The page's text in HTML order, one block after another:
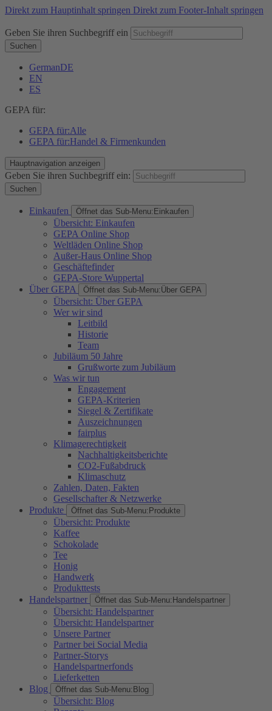
Direkt zum Hauptinhalt springen Direkt zum Footer-Inhalt springen
Geben Sie ihren Suchbegriff ein
Suchen
GermanDE
EN
ES
GEPA für:
GEPA für:Alle
GEPA für:Handel & Firmenkunden
Hauptnavigation anzeigen
Geben Sie ihren Suchbegriff ein:
Suchen
Einkaufen Öffnet das Sub-Menu: Einkaufen
Übersicht: Einkaufen
GEPA Online Shop
Weltläden Online Shop
Außer-Haus Online Shop
Geschäftefinder
GEPA-Store Wuppertal
Über GEPA
Öffnet das Sub-Menu:Über GEPA
Übersicht: Über GEPA
Wer wir sind
Leitbild
Historie
Team
Jubiläum 50 Jahre
Grußworte zum Jubiläum
Was wir tun
Engagement
GEPA-Kriterien
Siegel & Zertifikate
Auszeichnungen
fairplus
Klimagerechtigkeit
Nachhaltigkeitsberichte
CO2-Fußabdruck
Klimaschutz
Zahlen, Daten, Fakten
Gesellschafter & Netzwerke
Produkte
Öffnet das Sub-Menu: Produkte
Übersicht: Produkte
Kaffee
Schokolade
Tee
Honig
Handwerk
Produkttests
Handelspartner
Öffnet das Sub-Menu: Handelspartner
Übersicht: Handelspartner
Übersicht: Handelspartner
Unsere Partner
Partner bei Social Media
Partner-Storys
Handelspartnerfonds
Lieferketten
Blog
Öffnet das Sub-Menu: Blog
Übersicht: Blog